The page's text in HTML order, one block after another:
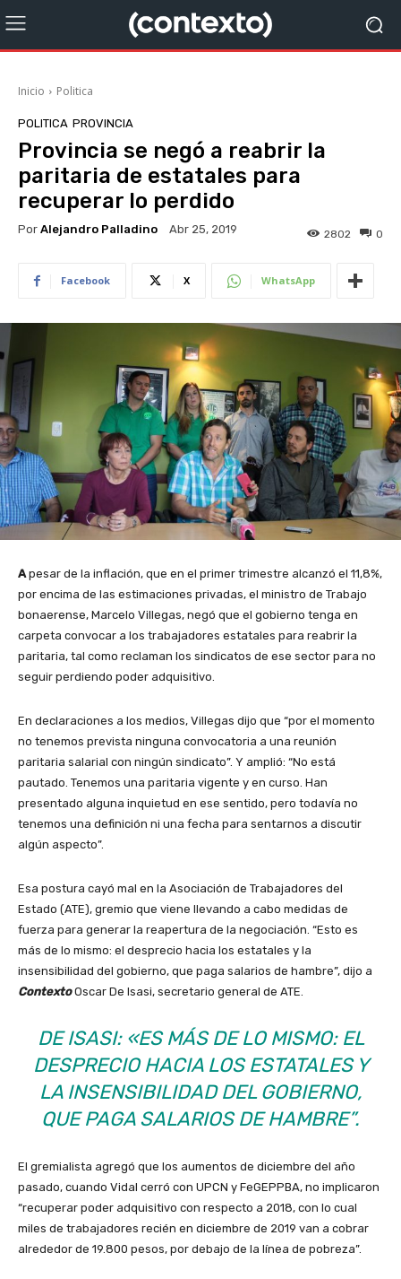
Inicio Politica
POLITICA PROVINCIA
Provincia se negó a reabrir la
paritaria de estatales para
recuperar lo perdido
Por Alejandro Palladino Abr 25, 2019 0
2802
Facebook X WhatsApp
A pesar de la inflación, que en el primer trimestre alcanzó el 11,8%,
por encima de las estimaciones privadas, el ministro de Trabajo
bonaerense, Marcelo Villegas, negó que el gobierno tenga en
carpeta convocar a los trabajadores estatales para reabrir la
paritaria, tal como reclaman los sindicatos de ese sector para no
seguir perdiendo poder adquisitivo.
En declaraciones a los medios, Villegas dijo que “por el momento
no tenemos prevista ninguna convocatoria a una reunión
paritaria salarial con ningún sindicato”. Y amplió: “No está
pautado. Tenemos una paritaria vigente y en curso. Han
presentado alguna inquietud en ese sentido, pero todavía no
tenemos una definición ni una fecha para sentarnos a discutir
algún aspecto”.
Esa postura cayó mal en la Asociación de Trabajadores del
Estado (ATE), gremio que viene llevando a cabo medidas de
fuerza para generar la reapertura de la negociación. “Esto es
más de lo mismo: el desprecio hacia los estatales y la
insensibilidad del gobierno, que paga salarios de hambre”, dijo a
ContextoOscar De Isasi, secretario general de ATE.
DE ISASI: «ES MÁS DE LO MISMO: EL
DESPRECIO HACIA LOS ESTATALES Y
LA INSENSIBILIDAD DEL GOBIERNO,
QUE PAGA SALARIOS DE HAMBRE”.
El gremialista agregó que los aumentos de diciembre del año
pasado, cuando Vidal cerró con UPCN y FeGEPPBA, no implicaron
“recuperar poder adquisitivo con respecto a 2018, con lo cual
miles de trabajadores recién en diciembre de 2019 van a cobrar
alrededor de 19.800 pesos, por debajo de la línea de pobreza”.